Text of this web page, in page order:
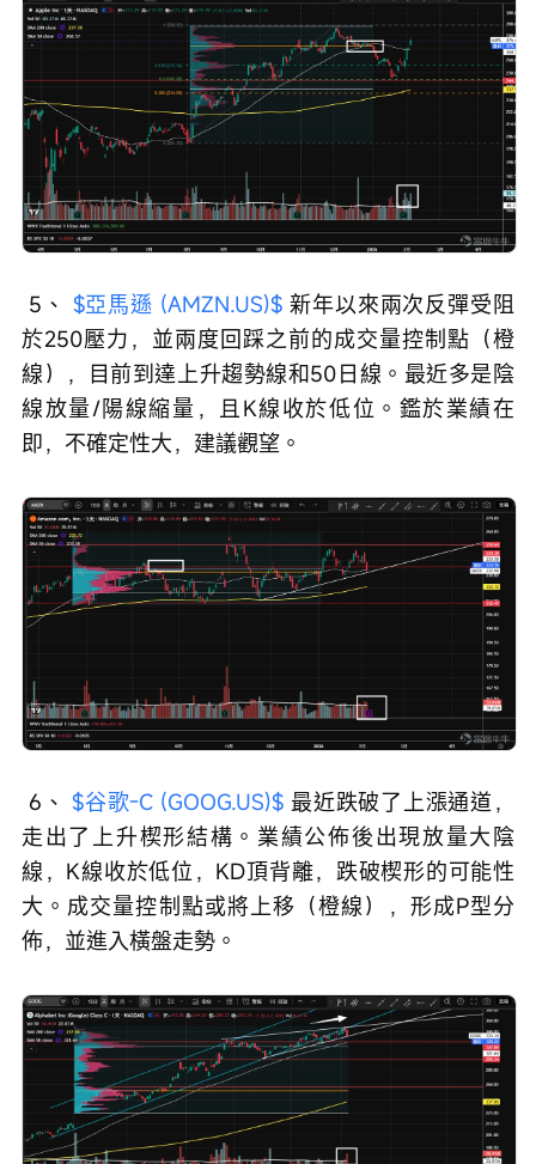
5、 $亞馬遜 (AMZN.US)$ 新年以來兩次反彈受阻
於250壓力，並兩度回踩之前的成交量控制點（橙
線），目前到達上升趨勢線和50日線。最近多是陰
線放量/陽線縮量，且K線收於低位。鑑於業績在
即，不確定性大，建議觀望。
6、 $谷歌-C (GOOG.US)$ 最近跌破了上漲通道，
走出了上升楔形結構。業績公佈後出現放量大陰
線，K線收於低位，KD頂背離，跌破楔形的可能性
大。成交量控制點或將上移（橙線），形成P型分
佈，並進入橫盤走勢。